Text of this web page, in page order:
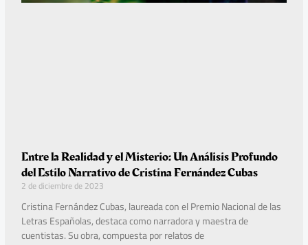
Entre la Realidad y el Misterio: Un Análisis Profundo
del Estilo Narrativo de Cristina Fernández Cubas
2 de diciembre de 2023
Cristina Fernández Cubas, laureada con el Premio Nacional de las
Letras Españolas, destaca como narradora y maestra de
cuentistas. Su obra, compuesta por relatos de